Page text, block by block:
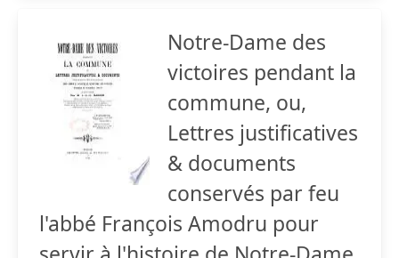
Notre-Dame des
victoires pendant la
commune, ou,
Lettres justificatives
& documents
conservés par feu
l'abbé François Amodru pour